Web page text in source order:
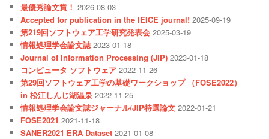
ー
シ
ョ
ン
最優秀論文賞！ 2026-08-03
Accepted for publication in the IEICE journal! 2025-09-19
第219回ソフトウェア工学研究発表会 2025-03-19
情報処理学会論文誌 2023-01-18
Journal of Information Processing (JIP) 2023-01-18
コンピュータ ソフトウェア 2022-11-26
第29回ソフトウェア工学の基礎ワークショップ （FOSE2022）
in 松江しんじ湖温泉 2022-11-25
情報処理学会論文誌ジャーナル/JIP特選論文 2022-01-21
FOSE2021 2021-11-18
SANER2021 ERA Dataset 2021-01-08